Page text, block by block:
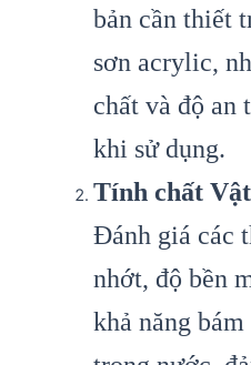
bản cần thiết
sơn acrylic,
chất và độ an
khi sử dụng.
Tính chất
Đánh giá các
nhớt, độ bền
khả năng